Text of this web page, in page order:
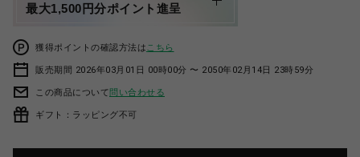
最大1,500円分ポイント進呈
獲得ポイントの確認方法は こちら
販売期間 2026年03月01日 00時00分 〜 2050年02月14日 23時59分
この商品について問い合わせる
ギフト：ラッピング不可